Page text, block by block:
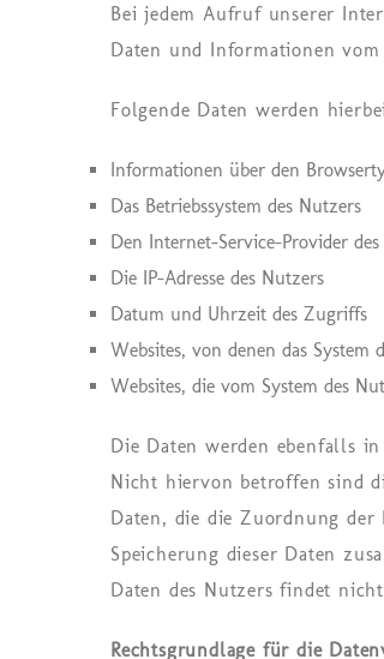
Bei jedem Aufruf unserer
Daten und Informationen vom
Folgende Daten werden
Informationen über den
Das Betriebssystem des Nutzers
Den Internet-Service-Provider
Die IP-Adresse des Nutzers
Datum und Uhrzeit des Zugriffs
Websites, von denen das System
Websites, die vom System des
Die Daten werden ebenfalls
Nicht hiervon betroffen sind
Daten, die die Zuordnung
Speicherung dieser Daten
Daten des Nutzers findet
Rechtsgrundlage für die